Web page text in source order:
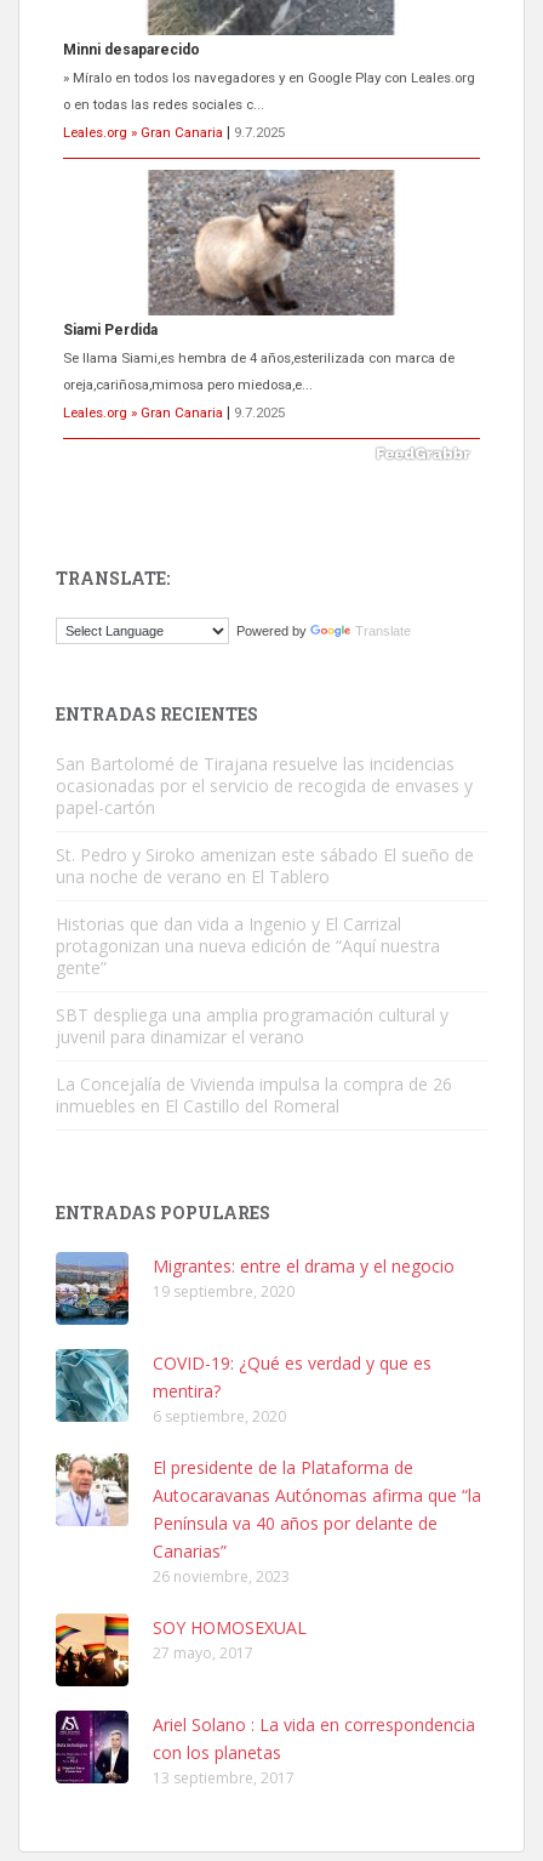
Minni desaparecido
» Míralo en todos los navegadores y en Google Play con Leales.org
o en todas las redes sociales c...
Leales.org » Gran Canaria
9.7.2025
Siami Perdida
Se llama Siami,es hembra de 4 años,esterilizada con marca de
oreja,cariñosa,mimosa pero miedosa,e...
Leales.org » Gran Canaria
9.7.2025
El ayuntamiento se va a llevar a Los Gatos callejeros de la zona los
Este gato macho ha aparecido en la calle hace menos de un mes,
es muy manso y extremadamente cari...
Leales.org » Gran Canaria
Leales.org » Gran Canaria
SHIBA PERDIDO AVDA JOSE MESA Y LOPEZ
PERRO MACHO RAZA SHIBA CON MICROCHIP PERDIDO HOY
06/07/2025 ZONA MESA Y LOPEZ. ES MUY ASUSTADIZO
Leales.org » Gran Canaria
6.7.2025
Ninfa perdida
El día 5 se los perdió una ninfa papillera, asustada tiene miedo a la
calle, se perdió por la zon...
TRANSLATE:
Powered by Translate
ENTRADAS RECIENTES
San Bartolomé de Tirajana resuelve las incidencias
ocasionadas por el servicio de recogida de envases y
papel-cartón
St. Pedro y Siroko amenizan este sábado El sueño de
una noche de verano en El Tablero
Historias que dan vida a Ingenio y El Carrizal
protagonizan una nueva edición de “Aquí nuestra
gente”
SBT despliega una amplia programación cultural y
juvenil para dinamizar el verano
La Concejalía de Vivienda impulsa la compra de 26
inmuebles en El Castillo del Romeral
ENTRADAS POPULARES
Migrantes: entre el drama y el negocio
19 septiembre, 2020
COVID-19: ¿Qué es verdad y que es
mentira?
6 septiembre, 2020
El presidente de la Plataforma de
Autocaravanas Autónomas afirma que “la
Península va 40 años por delante de
Canarias”
26 noviembre, 2023
SOY HOMOSEXUAL
27 mayo, 2017
Ariel Solano : La vida en correspondencia
con los planetas
13 septiembre, 2017